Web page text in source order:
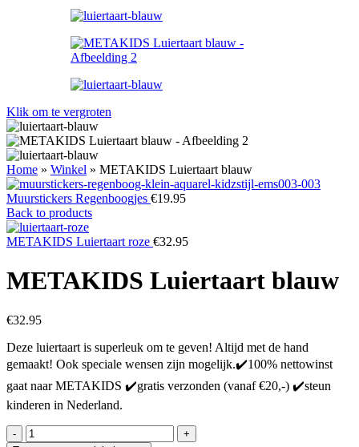
Klik om te vergroten
Home » Winkel » METAKIDS Luiertaart blauw
Muurstickers Regenboogjes €19.95
Back to products
METAKIDS Luiertaart roze €32.95
METAKIDS Luiertaart blauw
€32.95
Deze luiertaart is superleuk om te geven! Altijd met de hand
gemaakt! Ook speciale wensen zijn mogelijk.✔️100% nettowinst
gaat naar METAKIDS ✔️gratis verzonden (vanaf €20,-) ✔️steun
kinderen in Nederland.
METAKIDS